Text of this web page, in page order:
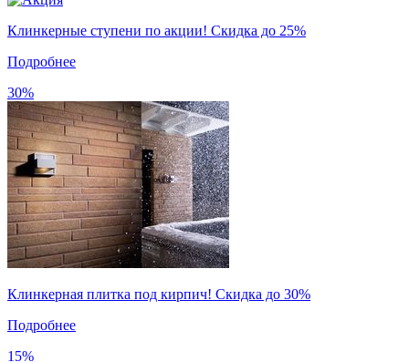
Клинкерные ступени по акции! Скидка до 25%
Подробнее
30%
Клинкерная плитка под кирпич! Скидка до 30%
Подробнее
15%